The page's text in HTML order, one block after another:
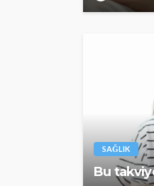
SAĞLIK
Bu